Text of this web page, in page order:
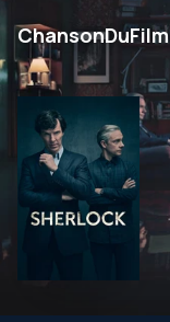
ChansonDuFilm